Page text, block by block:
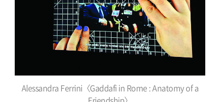
Alessandra Ferrini〈Gaddafi in Rome : Anatomy of a